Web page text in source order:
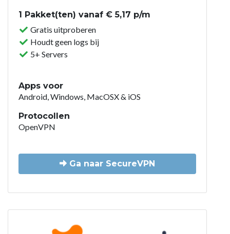
1 Pakket(ten) vanaf € 5,17 p/m
Gratis uitproberen
Houdt geen logs bij
5+ Servers
Apps voor
Android, Windows, MacOSX & iOS
Protocollen
OpenVPN
Ga naar SecureVPN